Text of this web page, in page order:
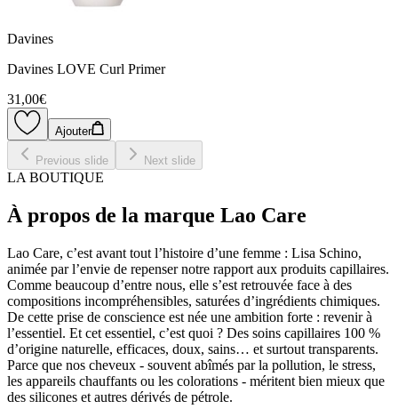
Davines
Davines LOVE Curl Primer
31,00€
Ajouter
Previous slide Next slide
LA BOUTIQUE
À propos de la marque Lao Care
Lao Care, c’est avant tout l’histoire d’une femme : Lisa Schino,
animée par l’envie de repenser notre rapport aux produits capillaires.
Comme beaucoup d’entre nous, elle s’est retrouvée face à des
compositions incompréhensibles, saturées d’ingrédients chimiques.
De cette prise de conscience est née une ambition forte : revenir à
l’essentiel. Et cet essentiel, c’est quoi ? Des soins capillaires 100 %
d’origine naturelle, efficaces, doux, sains… et surtout transparents.
Parce que nos cheveux - souvent abîmés par la pollution, le stress,
les appareils chauffants ou les colorations - méritent bien mieux que
des silicones et autres dérivés de pétrole.